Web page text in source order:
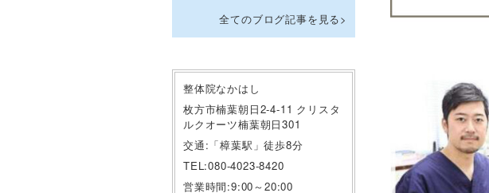
全てのブログ記事を見る
整体院なかはし
枚方市楠葉朝日2-4-11 クリスタ
ルクオーツ楠葉朝日301
交通:「樟葉駅」徒歩8分
TEL:080-4023-8420
営業時間:9:00～20:00